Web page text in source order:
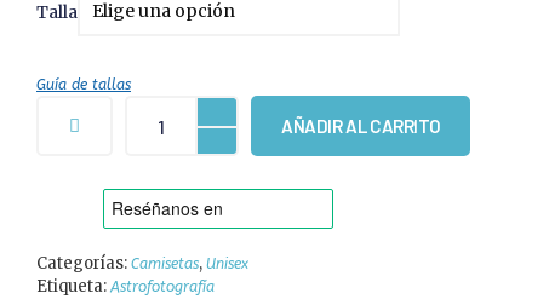
Talla
Guía de tallas
AÑADIR AL CARRITO
Categorías: Camisetas, Unisex
Etiqueta: Astrofotografía